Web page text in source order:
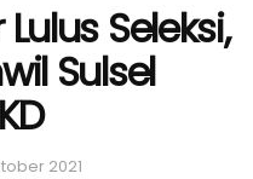
Seleksi,
Sulsel
2021